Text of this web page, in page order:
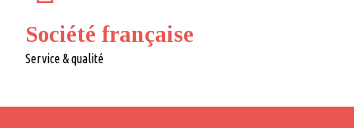
Société française
Service & qualité